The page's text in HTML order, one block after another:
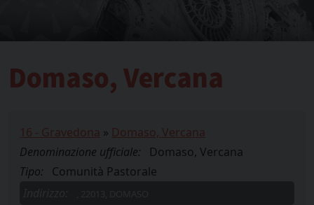
Domaso, Vercana
16 - Gravedona » Domaso, Vercana
Denominazione ufficiale:
Domaso, Vercana
Tipo:
Comunità Pastorale